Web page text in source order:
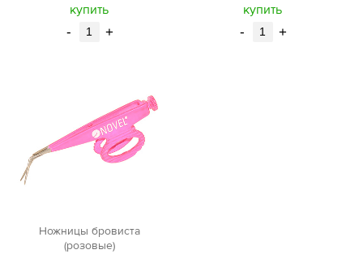
уб.
купить
- +
уб.
купить
- +
Ножницы бровиста
(розовые)